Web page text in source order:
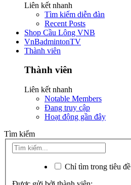
Liên kết nhanh
Tìm kiếm diễn đàn
Recent Posts
Shop Cầu Lông VNB
VnBadmintonTV
Thành viên
Thành viên
Liên kết nhanh
Notable Members
Đang truy cập
Hoạt động gần đây
Tìm kiếm
Chỉ tìm trong tiêu đề